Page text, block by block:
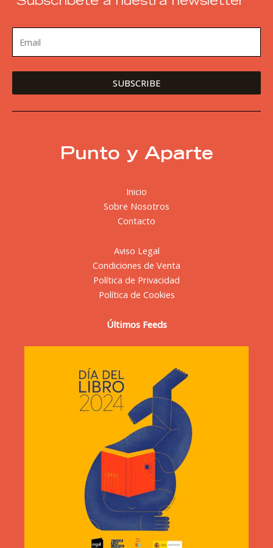
Punto y Aparte
Inicio
Sobre Nosotros
Contacto
Aviso Legal
Condiciones de Venta
Política de Privacidad
Política de Cookies
Últimos Feeds